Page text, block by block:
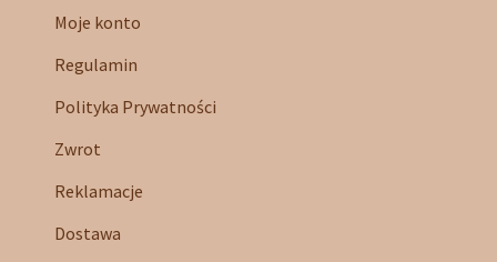
Moje konto
Regulamin
Polityka Prywatności
Zwrot
Reklamacje
Dostawa